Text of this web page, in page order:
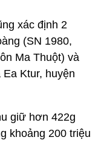
xác định 2
(SN 1980,
Ma Thuột) và
Ktur, huyện
giữ hơn 422g
khoảng 200 triệu